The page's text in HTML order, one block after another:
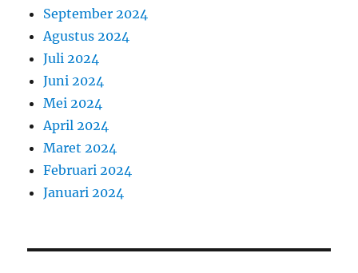
September 2024
Agustus 2024
Juli 2024
Juni 2024
Mei 2024
April 2024
Maret 2024
Februari 2024
Januari 2024